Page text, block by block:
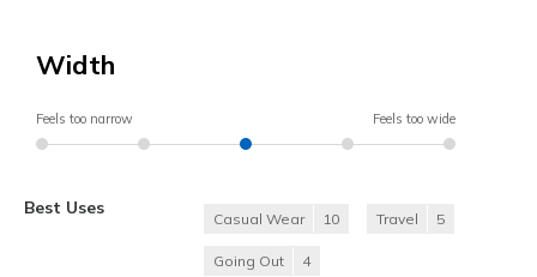
Width
Feels too narrow Feels too wide
Best Uses
Casual Wear 10 Travel 5
Going Out 4